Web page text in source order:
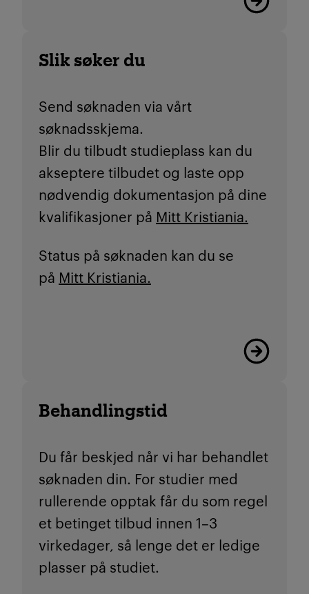
Slik søker du
Send søknaden via vårt
søknadsskjema.
Blir du tilbudt studieplass kan du
akseptere tilbudet og laste opp
nødvendig dokumentasjon på dine
kvalifikasjoner på Mitt Kristiania.
Status på søknaden kan du se
på Mitt Kristiania.
Les mer
Behandlingstid
Du får beskjed når vi har behandlet
søknaden din. For studier med
rullerende opptak får du som regel
et betinget tilbud innen 1–3
virkedager, så lenge det er ledige
plasser på studiet.